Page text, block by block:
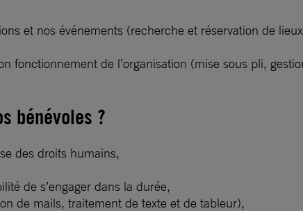
et nos événements (recherche et réservation de
fonctionnement de l’organisation (mise sous pli,
bénévoles ?
des droits humains,
de s’engager dans la durée,
de mails, traitement de texte et de tableur),